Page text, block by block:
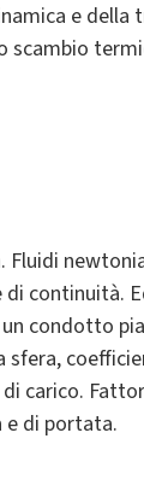
e della
scambio
continuità.
condotto
sfera,
di carico.
e di portata.